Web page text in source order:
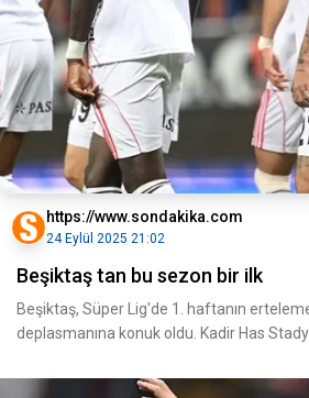
https://www.sondakika.com
24 Eylül 2025 21:02
Beşiktaş tan bu sezon bir ilk
Beşiktaş, Süper Lig'de 1. haftanın
deplasmanına konuk oldu. Kadir Has